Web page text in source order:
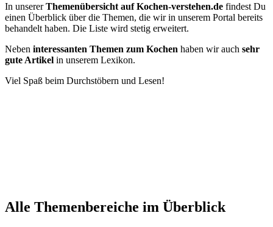
In unsererThemenübersicht auf Kochen-verstehen.de findest Du
einen Überblick über die Themen, die wir in unserem Portal bereits
behandelt haben. Die Liste wird stetig erweitert.
Neben interessanten Themen zum Kochen haben wir auch sehr
gute Artikel in unserem Lexikon.
Viel Spaß beim Durchstöbern und Lesen!
Alle Themenbereiche im Überblick